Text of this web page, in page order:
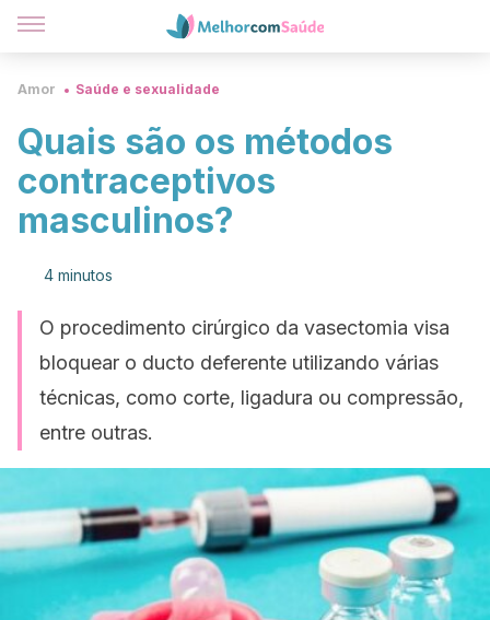
Amor Saúde e sexualidade
Quais são os métodos
contraceptivos
masculinos?
4 minutos
O procedimento cirúrgico da vasectomia visa
bloquear o ducto deferente utilizando várias
técnicas, como corte, ligadura ou compressão,
entre outras.